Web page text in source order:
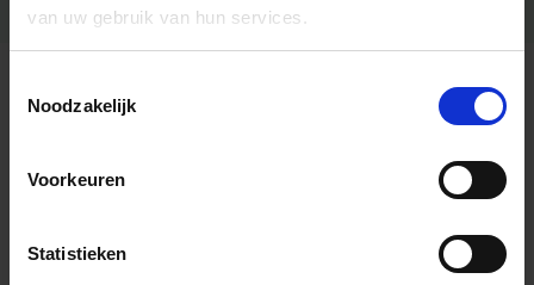
van uw gebruik van hun services.
Noodzakelijk
Voorkeuren
Statistieken
Algemene informatie